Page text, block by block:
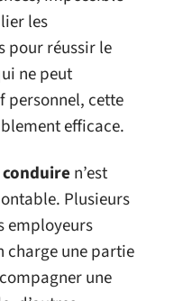
les
pour réussir le
ne peut
personnel, cette
efficace.
n’est
Plusieurs
employeurs
charge une partie
une